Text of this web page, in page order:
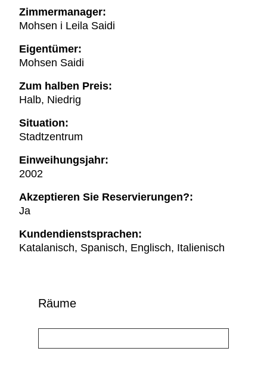
Zimmermanager:
Mohsen i Leila Saidi
Eigentümer:
Mohsen Saidi
Zum halben Preis:
Halb, Niedrig
Situation:
Stadtzentrum
Einweihungsjahr:
2002
Akzeptieren Sie Reservierungen?:
Ja
Kundendienstsprachen:
Katalanisch, Spanisch, Englisch, Italienisch
Räume